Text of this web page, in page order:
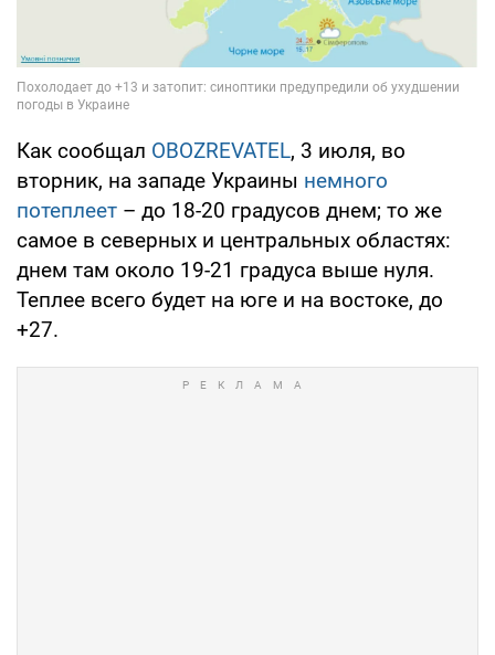
Как сообщал OBOZREVATEL, 3 июля, во
вторник, на западе Украины немного
потеплеет – до 18-20 градусов днем; то же
самое в северных и центральных областях:
днем там около 19-21 градуса выше нуля.
Теплее всего будет на юге и на востоке, до
+27.